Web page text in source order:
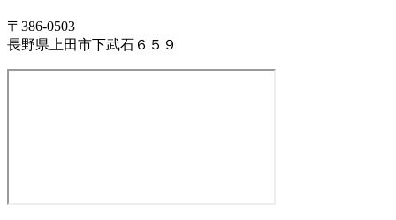
〒386-0503
長野県上田市下武石６５９